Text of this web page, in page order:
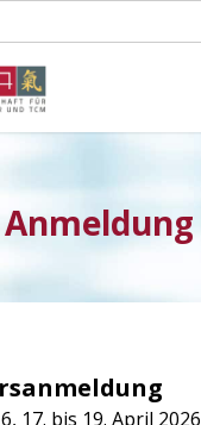
Anmeldung
17. bis 19. April 2026